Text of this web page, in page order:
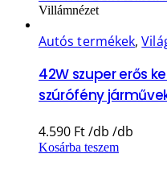
Villámnézet
Autós termékek,
42W szuper erős
szúrófény
4.590 Ft
Kosárba teszem